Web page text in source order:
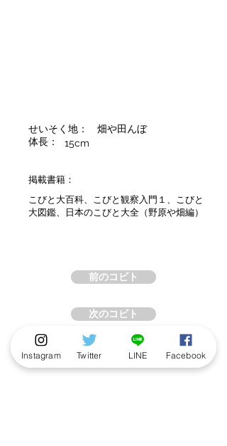
せいそく地：
畑や田んぼ
体長：
15cm
掲載書籍：
こびと大百科、こびと観察入門１、こびと
大図鑑、日本のこびと大全（野原や畑編）
前のコビト
次のコビト
Instagram Twitter LINE Facebook